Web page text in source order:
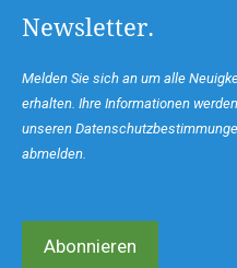
Newsletter.
Melden Sie sich an um alle
erhalten. Ihre Informationen
unseren
abmelden.
Abonnieren